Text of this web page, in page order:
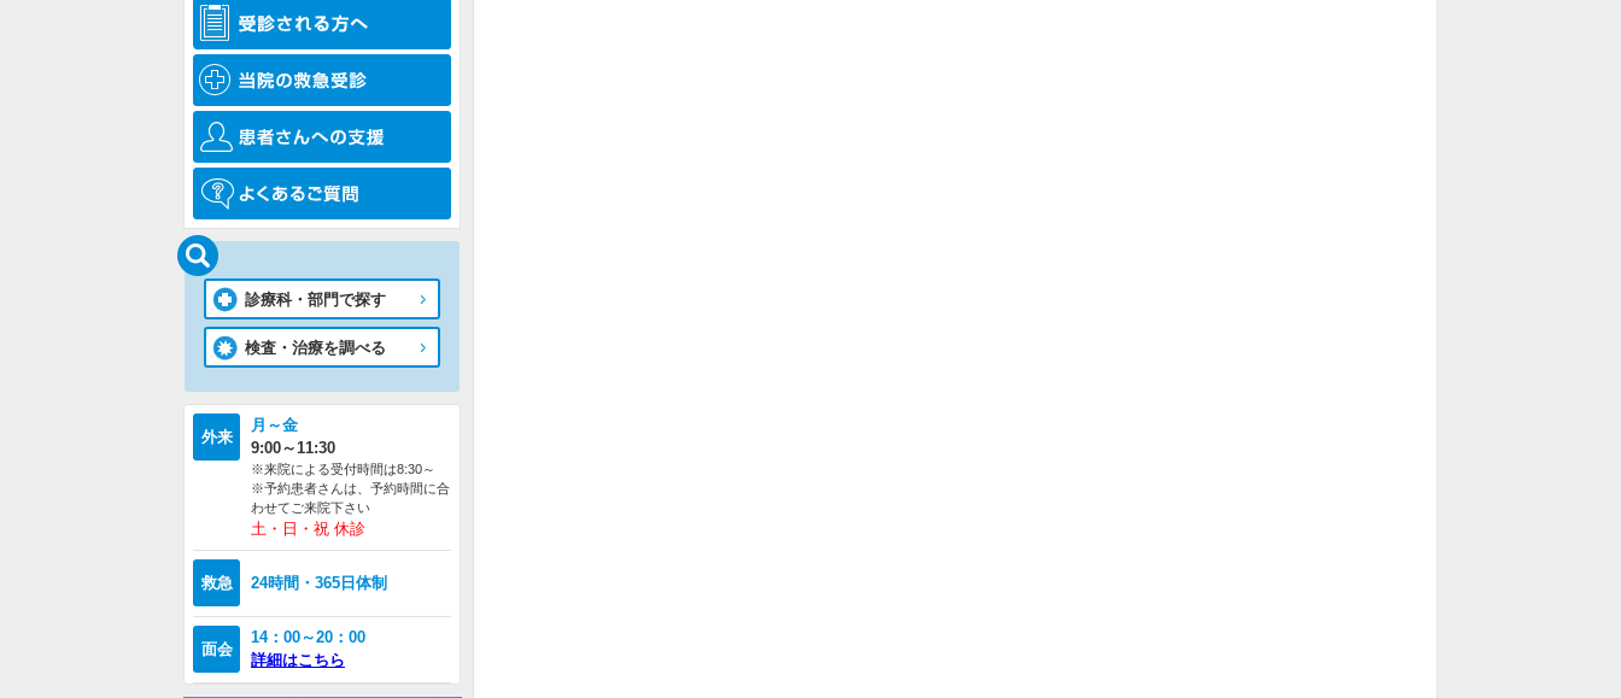
診療科・部門で探す
検査・治療を調べる
外来
月～金
9:00～11:30
※来院による受付時間は8:30～
※予約患者さんは、予約時間に合
わせてご来院下さい
土・日・祝 休診
救急 24時間・365日体制
面会
14：00～20：00
詳細はこちら